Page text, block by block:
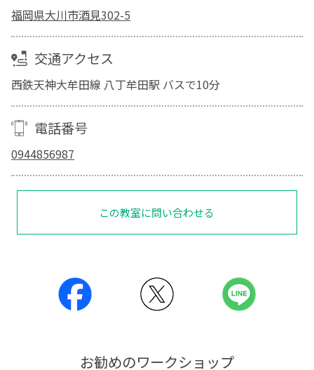
福岡県大川市酒見302-5
交通アクセス
西鉄天神大牟田線 八丁牟田駅 バスで10分
電話番号
0944856987
この教室に問い合わせる
お勧めのワークショップ